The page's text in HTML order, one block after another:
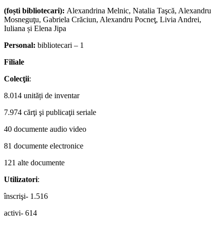
(foști bibliotecari): Alexandrina Melnic, Natalia Taşcă, Alexandru
Mosneguţu, Gabriela Crăciun, Alexandru Pocneţ, Livia Andrei,
Iuliana și Elena Jipa
Personal: bibliotecari – 1
Filiale
Colecţii:
8.014 unități de inventar
7.974 cărţi şi publicaţii seriale
40 documente audio video
81 documente electronice
121 alte documente
Utilizatori:
înscrişi- 1.516
activi- 614